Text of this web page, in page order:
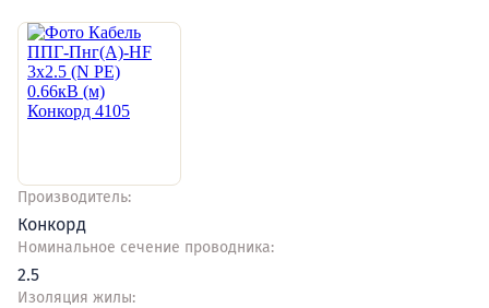
Производитель:
Конкорд
Номинальное сечение проводника:
2.5
Изоляция жилы: